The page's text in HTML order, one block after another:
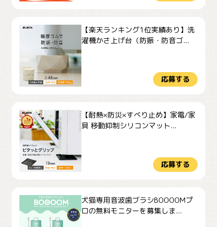
【楽天ランキング1位実績あり】洗
濯機かさ上げ台（防振・防音ゴ...
応募する
【耐熱×防災×すべり止め】家電/家
具 移動抑制シリコンマット...
応募する
犬猫専用音波歯ブラシBOOOOMプ
ロの無料モニターを募集しま...